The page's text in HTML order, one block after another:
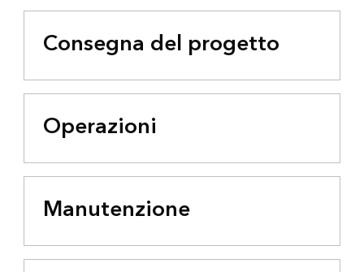
Consegna del progetto
Operazioni
Manutenzione